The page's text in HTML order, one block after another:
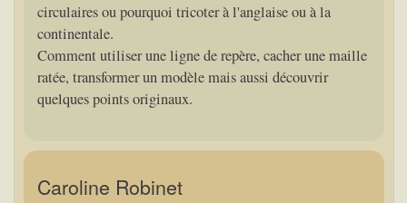
circulaires ou pourquoi tricoter à l'anglaise ou à la
continentale.
Comment utiliser une ligne de repère, cacher une maille
ratée, transformer un modèle mais aussi découvrir
quelques points originaux.
Caroline Robinet